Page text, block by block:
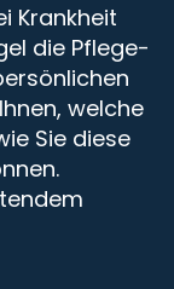
Krankheit
die Pflege-
welche
Sie diese